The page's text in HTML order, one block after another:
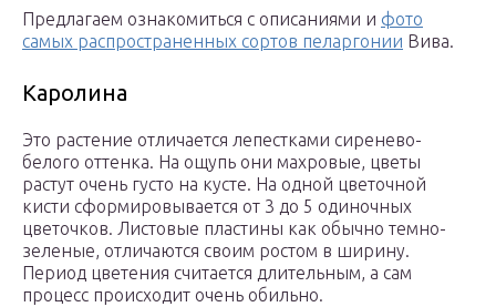
Предлагаем ознакомиться с описаниями и фото
самых распространенных сортов пеларгонии Вива.
Каролина
Это растение отличается лепестками сиренево-
белого оттенка. На ощупь они махровые, цветы
растут очень густо на кусте. На одной цветочной
кисти сформировывается от 3 до 5 одиночных
цветочков. Листовые пластины как обычно темно-
зеленые, отличаются своим ростом в ширину.
Период цветения считается длительным, а сам
процесс происходит очень обильно.